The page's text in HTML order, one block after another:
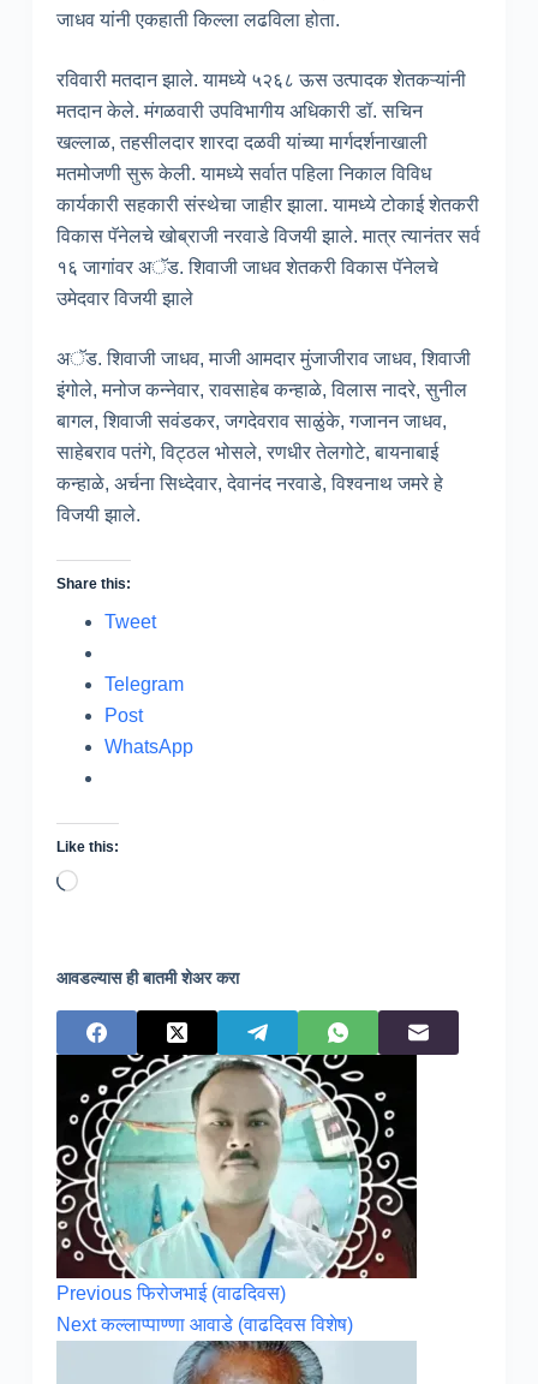
जाधव यांनी एकहाती किल्ला लढविला होता.
रविवारी मतदान झाले. यामध्ये ५२६८ ऊस उत्पादक शेतकऱ्यांनी
मतदान केले. मंगळवारी उपविभागीय अधिकारी डॉ. सचिन
खल्लाळ, तहसीलदार शारदा दळवी यांच्या मार्गदर्शनाखाली
मतमोजणी सुरू केली. यामध्ये सर्वात पहिला निकाल विविध
कार्यकारी सहकारी संस्थेचा जाहीर झाला. यामध्ये टोकाई शेतकरी
विकास पॅनेलचे खोब्राजी नरवाडे विजयी झाले. मात्र त्यानंतर सर्व
१६ जागांवर अॅड. शिवाजी जाधव शेतकरी विकास पॅनेलचे
उमेदवार विजयी झाले
अॅड. शिवाजी जाधव, माजी आमदार मुंजाजीराव जाधव, शिवाजी
इंगोले, मनोज कन्नेवार, रावसाहेब कन्हाळे, विलास नादरे, सुनील
बागल, शिवाजी सवंडकर, जगदेवराव साळुंके, गजानन जाधव,
साहेबराव पतंगे, विट्ठल भोसले, रणधीर तेलगोटे, बायनाबाई
कन्हाळे, अर्चना सिध्देवार, देवानंद नरवाडे, विश्वनाथ जमरे हे
विजयी झाले.
Share this:
Tweet
Telegram
Post
WhatsApp
Like this:
Loading…
आवडल्यास ही बातमी शेअर करा
Previousफिरोजभाई (वाढदिवस)
Nextकल्लाप्पाण्णा आवाडे (वाढदिवस विशेष)